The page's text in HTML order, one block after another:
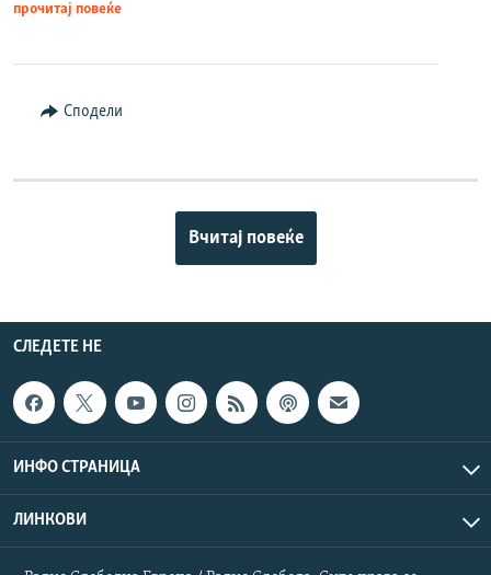
прочитај повеќе
Сподели
Вчитај повеќе
СЛЕДЕТЕ НЕ
ИНФО СТРАНИЦА
ЛИНКОВИ